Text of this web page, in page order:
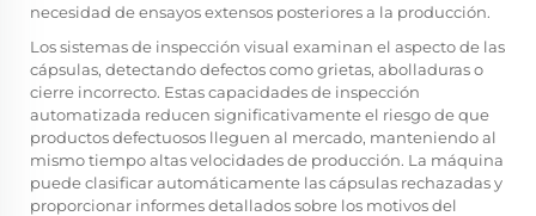
necesidad de ensayos extensos posteriores a la producción.
Los sistemas de inspección visual examinan el aspecto de las
cápsulas, detectando defectos como grietas, abolladuras o
cierre incorrecto. Estas capacidades de inspección
automatizada reducen significativamente el riesgo de que
productos defectuosos lleguen al mercado, manteniendo al
mismo tiempo altas velocidades de producción. La máquina
puede clasificar automáticamente las cápsulas rechazadas y
proporcionar informes detallados sobre los motivos del